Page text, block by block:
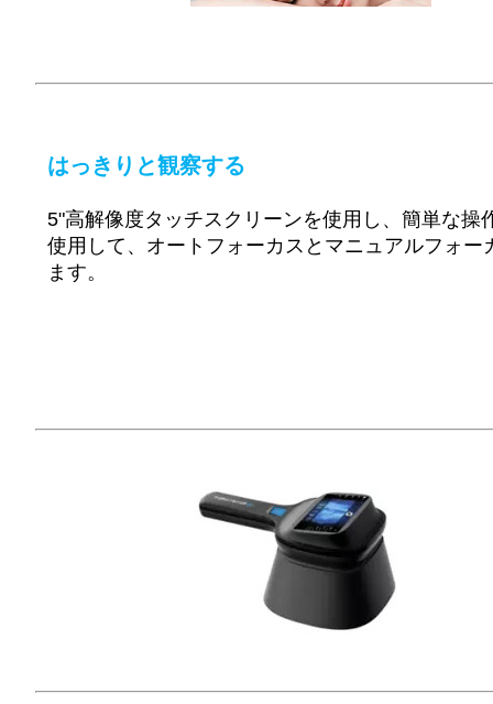
はっきりと観察する
5"高解像度タッチスクリーンを使用し、簡単な
使用して、オートフォーカスとマニュアルフォ
ます。